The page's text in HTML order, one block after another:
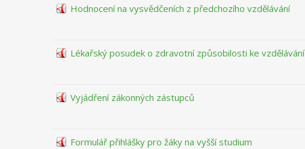
Hodnocení na vysvědčeních z předchozího vzdělávání
Lékařský posudek o zdravotní způsobilosti ke vzdělávání
Vyjádření zákonných zástupců
Formulář přihlášky pro žáky na vyšší studium